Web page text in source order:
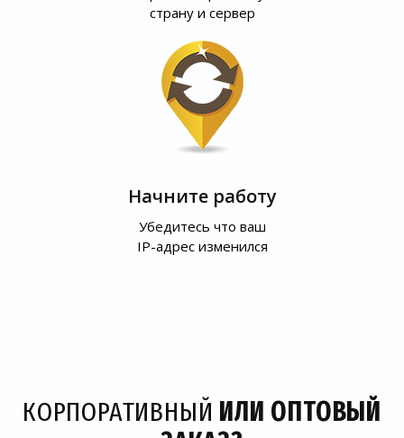
страну и сервер
Начните работу
Убедитесь что ваш
IP-адрес изменился
КОРПОРАТИВНЫЙ ИЛИ ОПТОВЫЙ